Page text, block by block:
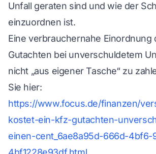
Unfall geraten sind und wie der
einzuordnen ist.
Eine verbrauchernahe Einordnung
Gutachten bei unverschuldetem
nicht „aus eigener Tasche“ zu
Sie hier:
https://www.focus.de/finanzen/
kostet-ein-kfz-gutachten-
einen-cent_6ae8a95d-666d-4bf6-